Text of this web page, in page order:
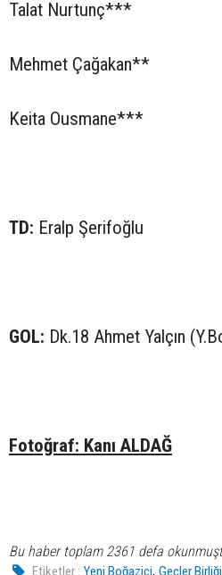
Talat Nurtunç***
Mehmet Çağakan**
Keita Ousmane***
TD: Eralp Şerifoğlu
GOL: Dk.18 Ahmet Yalçın
Fotoğraf: Kanı ALDAĞ
Bu haber toplam 2361 defa
Etiketler : Yeni Boğaziçi,Geçler Birliği